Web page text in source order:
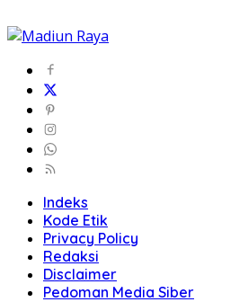
Indeks
Kode Etik
Privacy Policy
Redaksi
Disclaimer
Pedoman Media Siber